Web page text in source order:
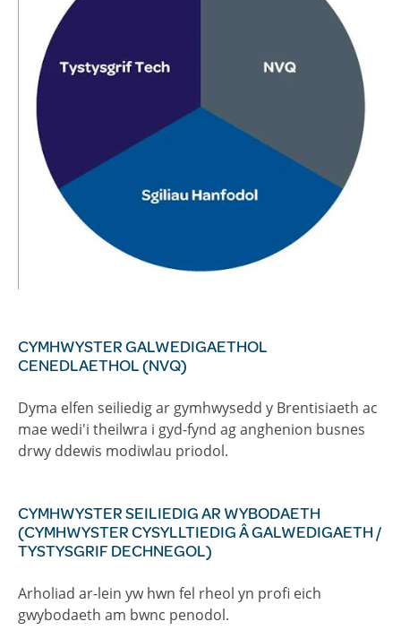
CYMHWYSTER GALWEDIGAETHOL
CENEDLAETHOL (NVQ)
Dyma elfen seiliedig ar gymhwysedd y Brentisiaeth ac
mae wedi'i theilwra i gyd-fynd ag anghenion busnes
drwy ddewis modiwlau priodol.
CYMHWYSTER SEILIEDIG AR WYBODAETH
(CYMHWYSTER CYSYLLTIEDIG Â GALWEDIGAETH /
TYSTYSGRIF DECHNEGOL)
Arholiad ar-lein yw hwn fel rheol yn profi eich
gwybodaeth am bwnc penodol.